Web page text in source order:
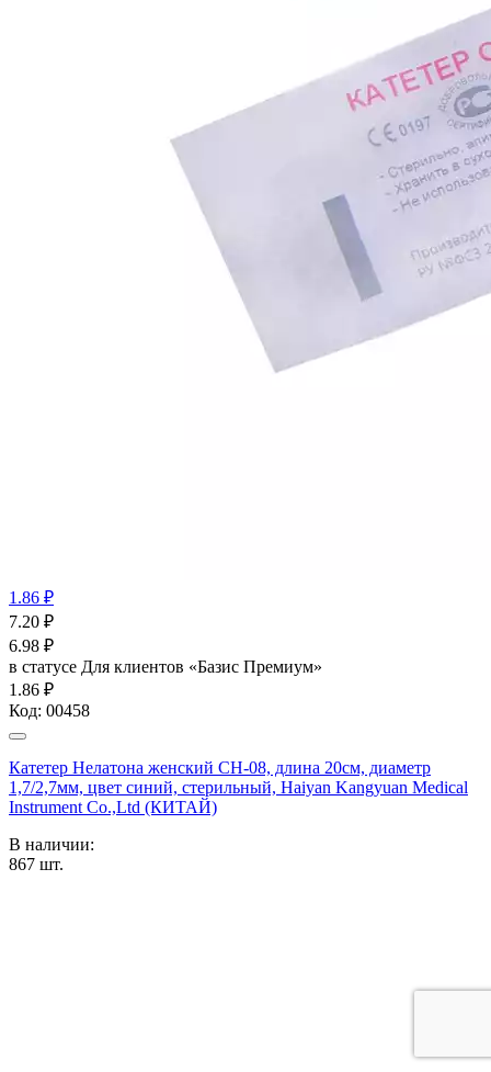
1.86 ₽
7.20 ₽
6.98 ₽
в статусе Для клиентов «Базис Премиум»
1.86 ₽
Код: 00458
Катетер Нелатона женский CH-08, длина 20см, диаметр
1,7/2,7мм, цвет синий, стерильный, Haiyan Kangyuan Medical
Instrument Co.,Ltd (КИТАЙ)
В наличии:
867 шт.